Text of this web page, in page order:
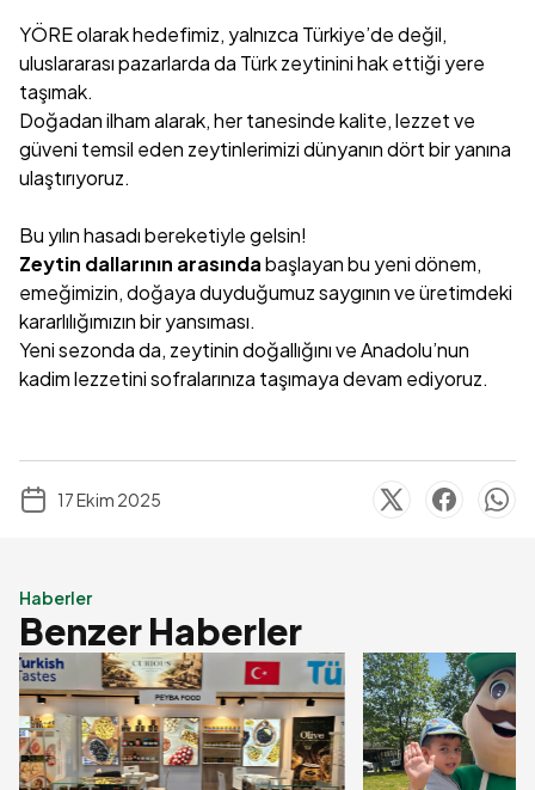
YÖRE olarak hedefimiz, yalnızca Türkiye’de değil,
uluslararası pazarlarda da Türk zeytinini hak ettiği yere
taşımak.
Doğadan ilham alarak, her tanesinde kalite, lezzet ve
güveni temsil eden zeytinlerimizi dünyanın dört bir yanına
ulaştırıyoruz.
Bu yılın hasadı bereketiyle gelsin!
Zeytin dallarının arasındabaşlayan bu yeni dönem,
emeğimizin, doğaya duyduğumuz saygının ve üretimdeki
kararlılığımızın bir yansıması.
Yeni sezonda da, zeytinin doğallığını ve Anadolu’nun
kadim lezzetini sofralarınıza taşımaya devam ediyoruz.
17 Ekim 2025
Haberler
Benzer Haberler